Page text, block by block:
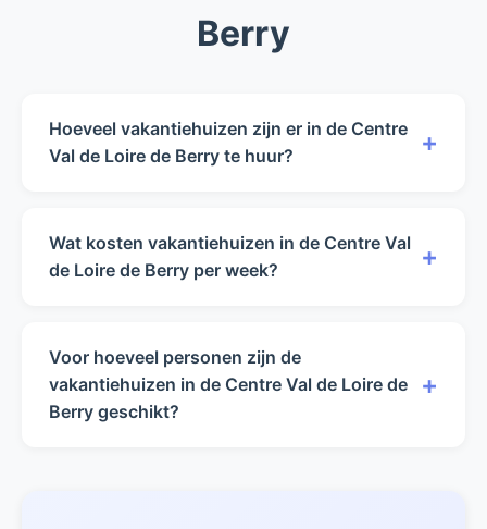
Berry
Hoeveel vakantiehuizen zijn er in de Centre
Val de Loire de Berry te huur?
+
de Centre Val de Loire de Berry beschikbaar
voor verhuur.
Wat kosten vakantiehuizen in de Centre Val
de Loire de Berry per week?
+
Berry variëren van €0 tot €0 per week,
afhankelijk van het seizoen en de
accommodatie.
Voor hoeveel personen zijn de
vakantiehuizen in de Centre Val de Loire de
Berry geschikt?
+